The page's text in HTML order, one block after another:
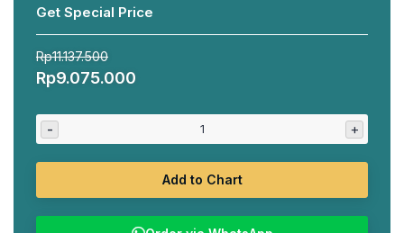
Get Special Price
Rp11.137.500
Harga
adalah:
Rp11.137.500.
Rp9.075.000
ini
- +
Add to Chart